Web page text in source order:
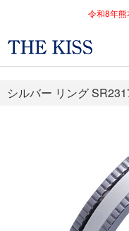
令和8年
シルバー リング